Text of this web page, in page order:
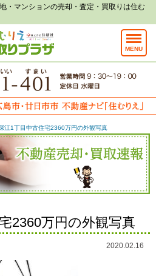
・マンションの売却・査定・買取りは住む
MENU
江1丁目中古住宅2360万円の外観写真
2360万円の外観写真
2020.02.16